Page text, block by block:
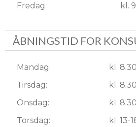
Fredag:
kl.
ÅBNINGSTID FOR
Mandag:
kl.
Tirsdag:
kl.
Onsdag:
kl.
Torsdag:
kl. 13-